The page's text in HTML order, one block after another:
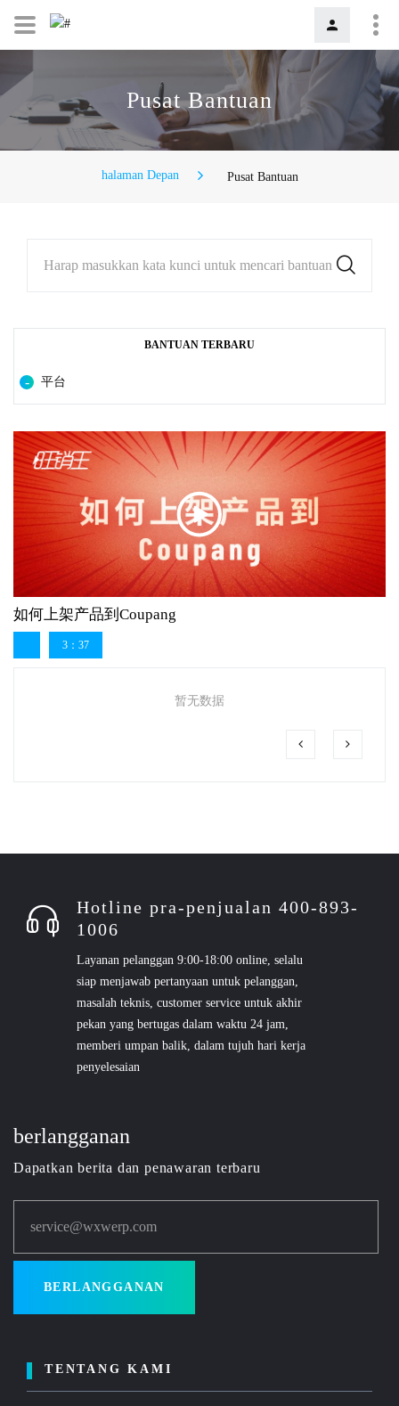
Pusat Bantuan
halaman Depan Pusat Bantuan
Harap masukkan kata kunci untuk mencari bantuan
BANTUAN TERBARU
平台
如何上架产品到Coupang
3：37
暂无数据
Hotline pra-penjualan 400-893-
1006
Layanan pelanggan 9:00-18:00 online, selalu
siap menjawab pertanyaan untuk pelanggan,
masalah teknis, customer service untuk akhir
pekan yang bertugas dalam waktu 24 jam,
memberi umpan balik, dalam tujuh hari kerja
penyelesaian
berlangganan
Dapatkan berita dan penawaran terbaru
service@wxwerp.com
BERLANGGANAN
TENTANG KAMI